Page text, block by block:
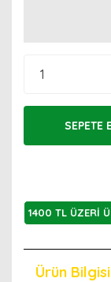
SEPETE
1400 TL ÜZERİ
Ürün Bilgisi